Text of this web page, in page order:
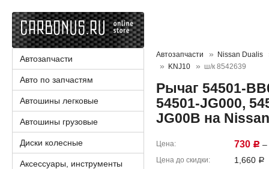
Автозапчасти
Nissan Dualis
KNJ10
ш/к 8542639
Рычаг 54501-
54501-JG000,
JG00B на
Цена 730 Р –
Цена до скидки 1,660 Р
Автозапчасти
Авто по запчастям
Автошины легковые
Автошины грузовые
Диски колесные
Аксессуары, инструменты